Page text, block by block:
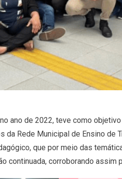
ano de 2022, teve como
Rede Municipal de Ensino
que por meio das
continuada, corroborando